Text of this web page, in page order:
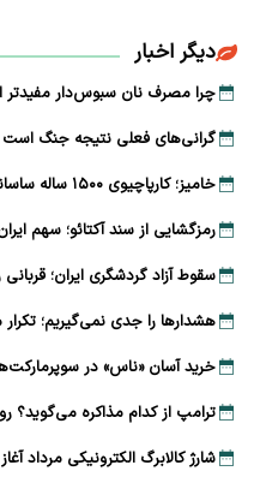
دیگر اخبار
چرا مصرف نان سبوس‌دار
گرانی‌های فعلی نتیجه جنگ است
خامیز؛ کارپاچیوی ۱۵۰۰ ساله ساسانی که شما را غافلگیر می‌کند!
رمزگشایی از سند آکتائو؛ سهم
سقوط آزاد گردشگری ایران؛
هشدارها را جدی نمی‌گیریم؛
خرید آسان «ناس» در
ترامپ از کدام مذاکره
شارژ کالابرگ الکترونیکی مرداد